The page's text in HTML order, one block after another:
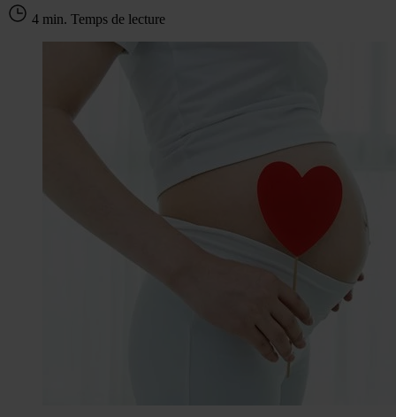
4 min. Temps de lecture